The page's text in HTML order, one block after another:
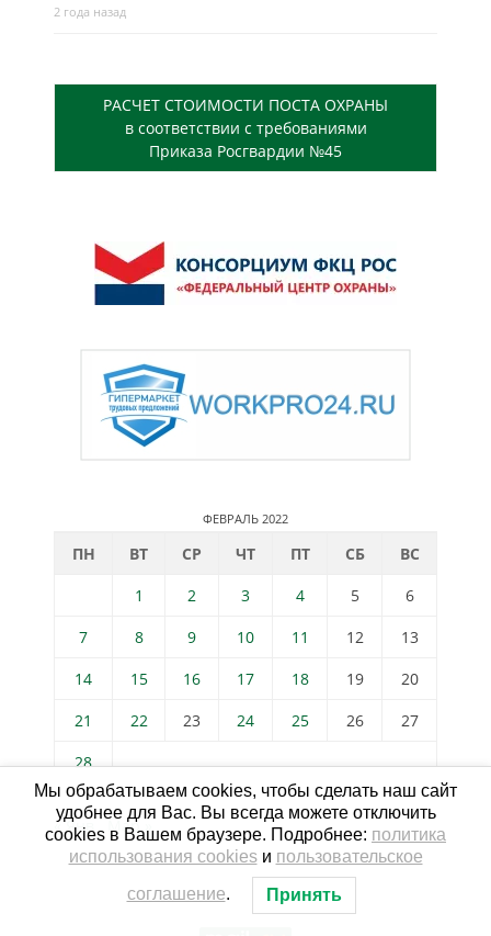
2 года назад
РАСЧЕТ СТОИМОСТИ ПОСТА ОХРАНЫ
в соответствии с требованиями
Приказа Росгвардии №45
ФЕВРАЛЬ 2022
ПН ВТ СР ЧТ ПТ СБ
ВС
1
2 3 4 5
6
7
8 9 10 11 12
13
14
15 16 17 18 19
20
21
22 23 24 25 26
27
28
« Янв Мар »
Мы обрабатываем cookies, чтобы сделать наш сайт
удобнее для Вас. Вы всегда можете отключить
cookies в Вашем браузере. Подробнее: политика
использования cookiesи пользовательское
соглашение. Принять